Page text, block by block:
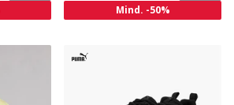
Mind. -50%